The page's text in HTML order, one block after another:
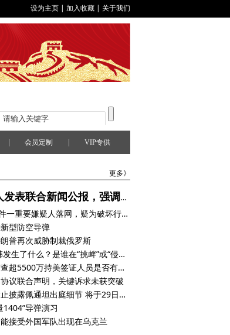
设为主页 | 加入收藏 | 关于我们
会员定制 VIP专供
更多》
韩日领导人发表联合新闻公报，强调稳步推进双边关系
“北溪”爆炸事件一重要嫌疑人落网，疑为破坏行动主要负责人
型防空导弹
普再次威胁制裁俄罗斯
枪声响起 朝韩发生了什么？是谁在“挑衅”或“侵犯”？
美政府：正审查超5500万持美签证人员是否有违规行为
议联合声明，关键诉求未获突破
泰宪法法院禁止披露佩通坦出庭细节 将于29日作出裁决
1404”导弹演习
接受外国军队出现在乌克兰